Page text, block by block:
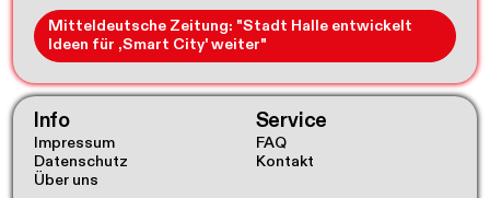
Mitteldeutsche Zeitung: "Stadt Halle entwickelt
Ideen für ,Smart City' weiter"
Info
Impressum
Datenschutz
Über uns
Service
FAQ
Kontakt